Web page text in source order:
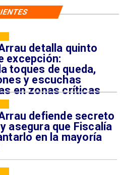
detalla quinto
excepción:
toques de queda,
y escuchas
en zonas críticas
defiende secreto
asegura que Fiscalía
en la mayoría